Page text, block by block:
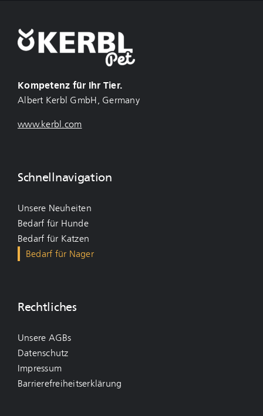
Kompetenz für Ihr Tier.
Albert Kerbl GmbH, Germany
www.kerbl.com
Schnellnavigation
Unsere Neuheiten
Bedarf für Hunde
Bedarf für Katzen
Bedarf für Nager
Rechtliches
Unsere AGBs
Datenschutz
Impressum
Barrierefreiheitserklärung